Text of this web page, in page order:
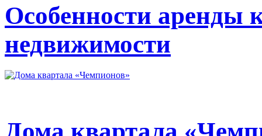
Особенности аренды
недвижимости